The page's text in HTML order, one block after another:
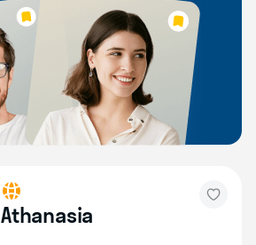
Athanasia